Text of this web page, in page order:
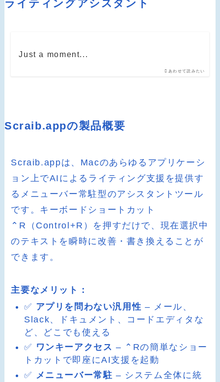
ライティングアシスタント
あわせて読みたい
Just a moment...
Scraib.appの製品概要
Scraib.appは、Macのあらゆるアプリケーシ
ョン上でAIによるライティング支援を提供す
るメニューバー常駐型のアシスタントツール
です。キーボードショートカット
⌃R（Control+R）を押すだけで、現在選択中
のテキストを瞬時に改善・書き換えることが
できます。
主要なメリット：
✅ アプリを問わない汎用性 – メール、
Slack、ドキュメント、コードエディタな
ど、どこでも使える
✅ ワンキーアクセス – ⌃Rの簡単なショー
トカットで即座にAI支援を起動
✅ メニューバー常駐 – システム全体に統